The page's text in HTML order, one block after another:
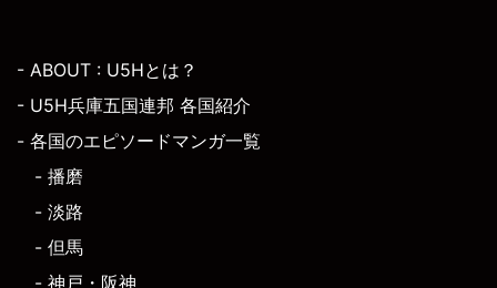
- ABOUT : U5Hとは？
- U5H兵庫五国連邦 各国紹介
- 各国のエピソードマンガ一覧
- 播磨
- 淡路
- 但馬
- 神戸・阪神